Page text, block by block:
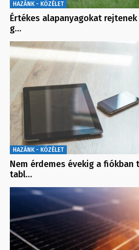
HAZÁNK - KÖZÉLET
Értékes alapanyagokat
g…
HAZÁNK - KÖZÉLET
Nem érdemes évekig a fiókban
tabl…